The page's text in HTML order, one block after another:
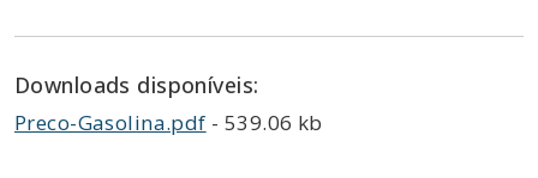
Downloads disponíveis:
Preco-Gasolina.pdf - 539.06 kb